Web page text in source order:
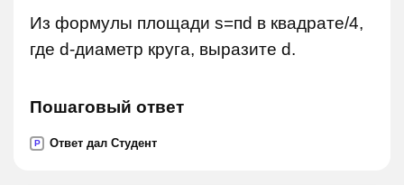
Из формулы площади s=пd в квадрате/4,
где d-диаметр круга, выразите d.
Пошаговый ответ
P Ответ дал Студент